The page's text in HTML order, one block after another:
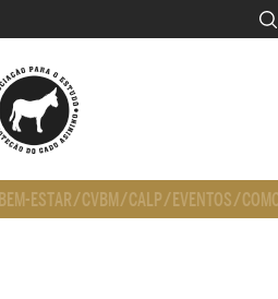
BEM-ESTAR/CVBM/CALP/ EVENTOS/